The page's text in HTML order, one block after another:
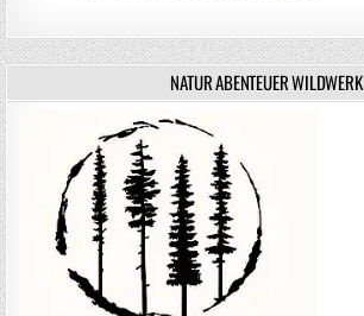
NATUR ABENTEUER WILDWERK